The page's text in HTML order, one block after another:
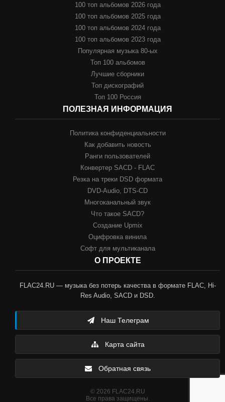
100 топ альбомов 2026 года
100 топ альбомов 2025 года
100 топ альбомов 2024 года
100 топ альбомов 2023 года
Популярная музыка 80-ых
Топ 100 альбомов
Лучшие сборники
Топ дискографий
Топ 100 Россия
ПОЛЕЗНАЯ ИНФОРМАЦИЯ
Политика конфиденциальности
Как добавить новость
Ранги пользователей
Конвертер SACD - FLAC
Резка на треки DSD формата
DVD-Audio, DTS-CD
Многоканальный звук
Что такое SACD?
Создание Upmix
Оцифровка винила
Софт для мультиканала
О ПРОЕКТЕ
FLAC24.RU — музыка без потерь качества в формате FLAC, Hi-
Res Audio, SACD и DSD.
Наш Телеграм
Карта сайта
Обратная связь
© 2026 FLAC24.RU
Все права защищены.